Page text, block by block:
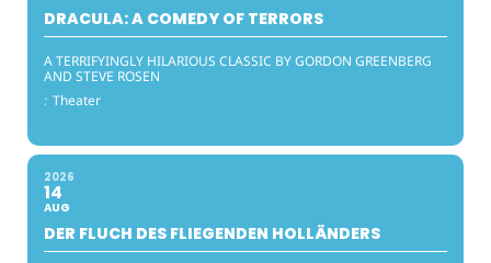
DRACULA: A COMEDY OF TERRORS
A TERRIFYINGLY HILARIOUS CLASSIC BY GORDON GREENBERG
AND STEVE ROSEN
: Theater
2026
14
AUG
DER FLUCH DES FLIEGENDEN HOLLÄNDERS